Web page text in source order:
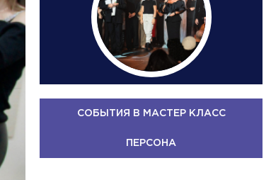
СОБЫТИЯ В МАСТЕР КЛАСС
ПЕРСОНА